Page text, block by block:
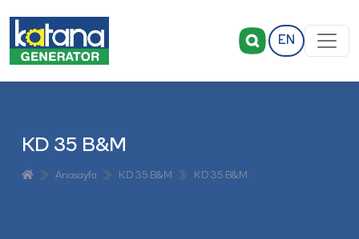
EN
KD 35 B&M
Anasayfa KD 35 B&M KD 35 B&M